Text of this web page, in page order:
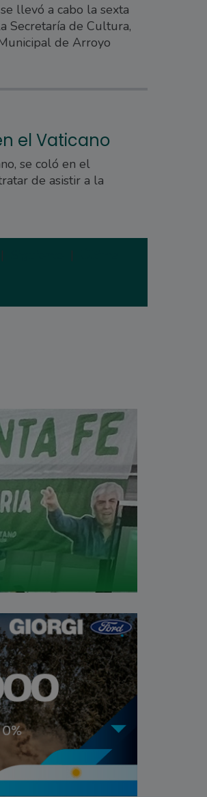
llevó a cabo la sexta
Secretaría de Cultura,
de Arroyo
el Vaticano
se coló en el
de asistir a la
| |